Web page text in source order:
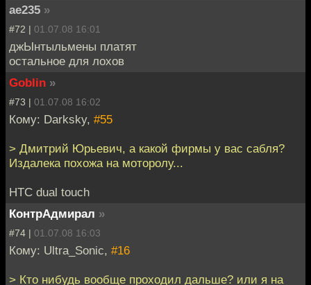
ae235 »
#72 | 01.07.08 16:01
джЫнтыльмены платят
остальное для лохов
Goblin »
#73 | 01.07.08 16:02
Кому: Darksky, #55
> Дмитрий Юрьевич, а какой фирмы у вас сабля?
Издалека похожа на моторолу...
HTC dual touch
КонтрАдмирал »
#74 | 01.07.08 16:03
Кому: Ultra_Sonic, #16
> Кто нибудь вообще проходил дальше? или я на